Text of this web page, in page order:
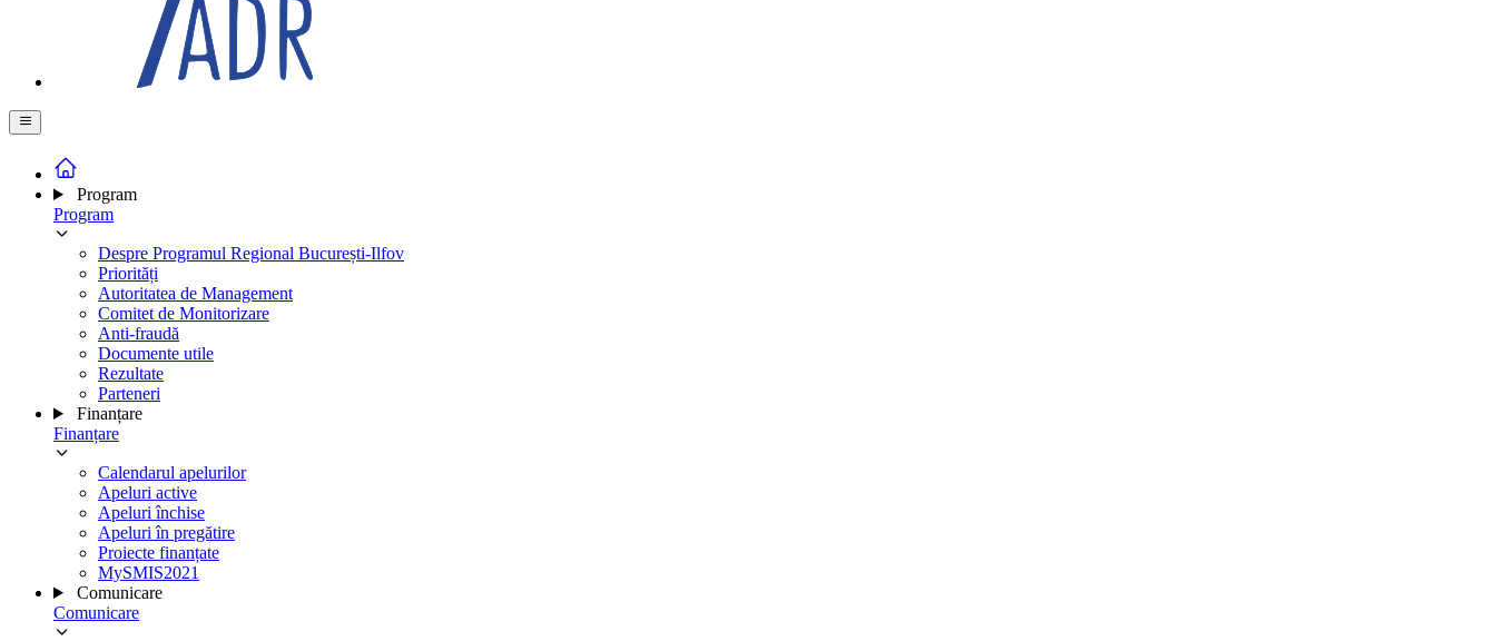
Program
Program
Despre Programul Regional București-Ilfov
Priorități
Autoritatea de Management
Comitet de Monitorizare
Anti-fraudă
Documente utile
Rezultate
Parteneri
Finanțare
Finanțare
Calendarul apelurilor
Apeluri active
Apeluri închise
Apeluri în pregătire
Proiecte finanțate
MySMIS2021
Comunicare
Comunicare